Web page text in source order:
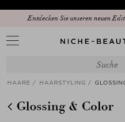
Entdecken Sie unseren neuen
HAARE HAARSTYLING
Glossing & Color